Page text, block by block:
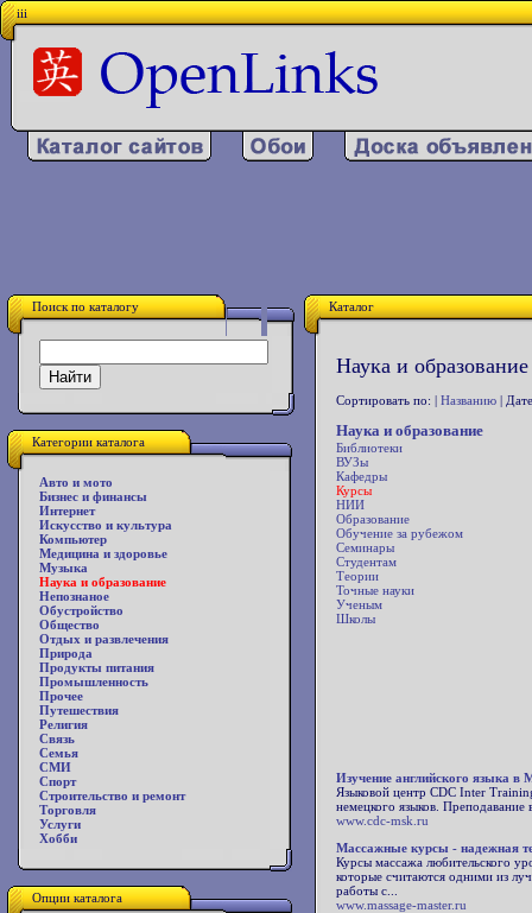
iii
Поиск по каталогу
Категории каталога
Авто и мото
Бизнес и финансы
Интернет
Искусство и культура
Компьютер
Медицина и здоровье
Музыка
Наука и образование
Непознаное
Обустройство
Общество
Отдых и развлечения
Природа
Продукты питания
Промышленность
Прочее
Путешествия
Религия
Связь
Семья
СМИ
Спорт
Строительство и ремонт
Торговля
Услуги
Хобби
Опции каталога
Каталог
Наука и
Сортировать по: | Названию |
Наука и образование
Библиотеки
ВУЗы
Кафедры
Курсы
НИИ
Образование
Обучение за рубежом
Семинары
Студентам
Теории
Точные науки
Ученым
Школы
Изучение английского языка в
Языковой центр CDC Inter
немецкого языков. Преподавание
www.cdc-msk.ru
Массажные курсы - надежная
Курсы массажа любительского
которые считаются одними из
работы с...
www.massage-master.ru